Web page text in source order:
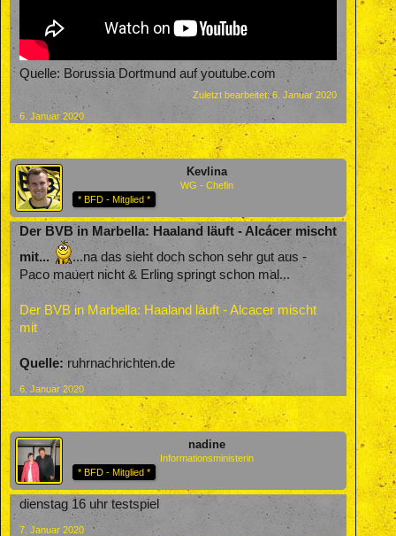
Quelle: Borussia Dortmund auf youtube.com
Zuletzt bearbeitet:6. Januar 2020
6. Januar 2020
Kevlina
WG - Chefin
* BFD - Mitglied *
Der BVB in Marbella: Haaland läuft - Alcácer mischt
mit...
...na das sieht doch schon sehr gut aus -
Paco mauert nicht & Erling springt schon mal...
Der BVB in Marbella: Haaland läuft - Alcacer mischt
mit
Quelle: ruhrnachrichten.de
6. Januar 2020
nadine
Informationsministerin
* BFD - Mitglied *
dienstag 16 uhr testspiel
7. Januar 2020